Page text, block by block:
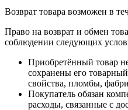
Возврат товара возможен в
Право на возврат и обмен
соблюдении следующих
Приобретённый товар
сохранены его
свойства, пломбы,
Покупатель обязан
расходы, связанные с